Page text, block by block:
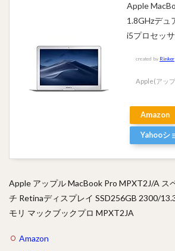
Apple
1.8GHzデ
i5プロセッ
created by Rinker
Apple(アッ
Amazon
Yahooシ
Apple アップル MacBook Pro MPXT2J/A ス
チ Retinaディスプレイ SSD256GB 2300/
モリ マックブックプロ MPXT2JA
Amazon